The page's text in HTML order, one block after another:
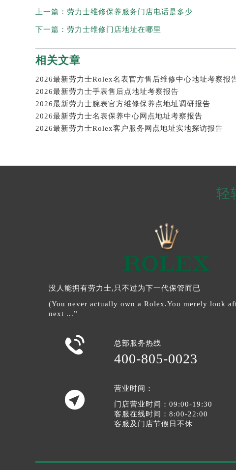
上一篇： 劳力士维修保养服务门店电话是多少
下一篇： 劳力士维修门店地址在哪里
相关文章
2026最新劳力士Rolex名表官方售后维修中心地址考察报
2026最新劳力士手表售后点地址考察报告
2026最新劳力士腕表官方维修保养点地址调研报告
2026最新劳力士名表保养中心网点地址考察报告
2026最新劳力士Rolex客户服务网点地址实地探访报告
轻
没人能拥有劳力士,只不过为下一代保管而已
(You never actually own a Rolex.You merely look
next ...”
 总部服务热线
400-805-0023

营业时间：
门店营业时间：09:00-19:30
客服在线时间：8:00-22:00
客服及门店节假日不休